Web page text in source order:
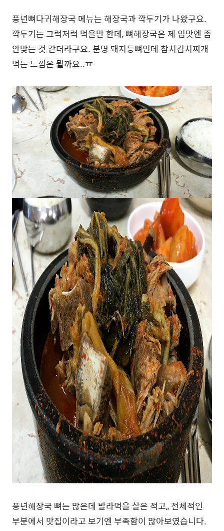
풍년뼈다귀해장국 메뉴는 해장국과 깍두기가 나왔구요.
깍두기는 그럭저럭 먹을만 한데, 뼈해장국은 제 입맛엔 좀
안맞는 것 같더라구요. 분명 돼지등뼈인데 참치김치찌개
먹는 느낌은 뭘까요..ㅠ
풍년해장국 뼈는 많은데 발라먹을 살은 적고,, 전체적인
부분에서 맛집이라고 보기엔 부족함이 많아보였습니다.